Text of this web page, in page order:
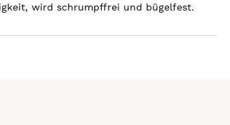
wird schrumpffrei und bügelfest.